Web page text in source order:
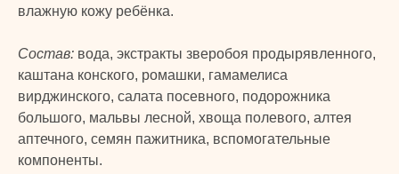
влажную кожу ребёнка.
Состав: вода, экстракты зверобоя продырявленного,
каштана конского, ромашки, гамамелиса
вирджинского, салата посевного, подорожника
большого, мальвы лесной, хвоща полевого, алтея
аптечного, семян пажитника, вспомогательные
компоненты.
Личная гигиена Оплата и доставка
Политика
Публичная оферта
Макияж
Парфюмерия
Детская линия
Турецкий текстиль
ДОКУМЕНТЫ